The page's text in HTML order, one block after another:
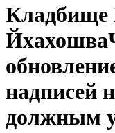
Кладбище
Йхахошва
надписей
должным